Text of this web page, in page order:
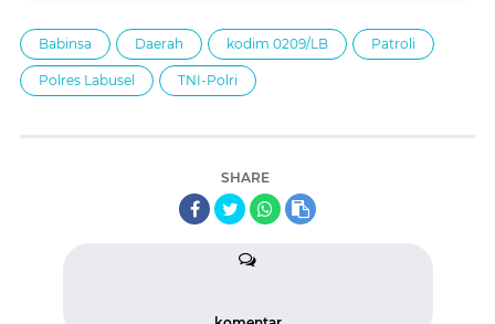
Babinsa Daerah kodim 0209/LB Patroli
Polres Labusel TNI-Polri
SHARE